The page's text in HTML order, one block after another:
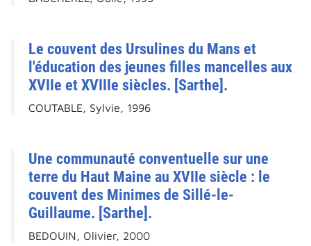
Le couvent des Ursulines du Mans et
l'éducation des jeunes filles mancelles aux
XVIIe et XVIIIe siècles. [Sarthe].
COUTABLE, Sylvie, 1996
Une communauté conventuelle sur une
terre du Haut Maine au XVIIe siècle : le
couvent des Minimes de Sillé-le-
Guillaume. [Sarthe].
BEDOUIN, Olivier, 2000